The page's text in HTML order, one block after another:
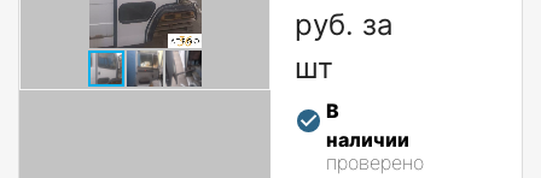
руб. за
шт
В
наличии
проверено